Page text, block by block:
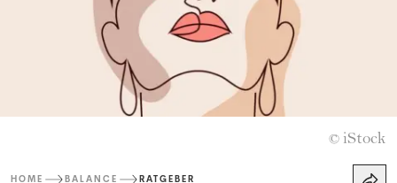
© iStock
HOME BALANCE RATGEBER